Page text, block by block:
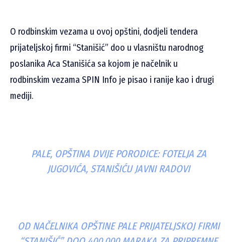
O rodbinskim vezama u ovoj opštini, dodjeli tendera
prijateljskoj firmi “Stanišić” doo u vlasništu narodnog
poslanika Aca Stanišića sa kojom je načelnik u
rodbinskim vezama SPIN Info je pisao i ranije kao i drugi
mediji.
PALE, OPŠTINA DVIJE PORODICE: FOTELJA ZA
JUGOVIĆA, STANIŠIĆU JAVNI RADOVI
OD NAČELNIKA OPŠTINE PALE PRIJATELJSKOJ FIRMI